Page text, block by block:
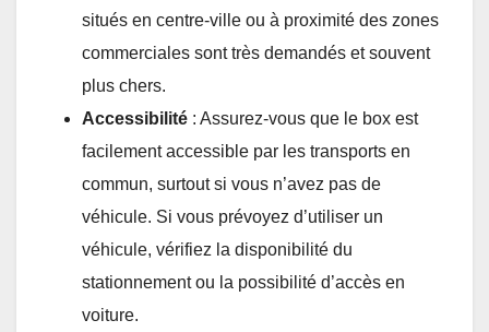
situés en centre-ville ou à proximité des zones
commerciales sont très demandés et souvent
plus chers.
Accessibilité : Assurez-vous que le box est
facilement accessible par les transports en
commun, surtout si vous n’avez pas de
véhicule. Si vous prévoyez d’utiliser un
véhicule, vérifiez la disponibilité du
stationnement ou la possibilité d’accès en
voiture.